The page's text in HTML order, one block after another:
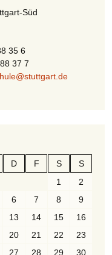
Süd
35 6
37 7
D F S
S
1
2
6 7 8
9
13 14 15
16
20 21 22
23
27 28 29
30